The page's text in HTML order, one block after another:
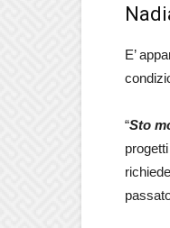
E’
“Sto